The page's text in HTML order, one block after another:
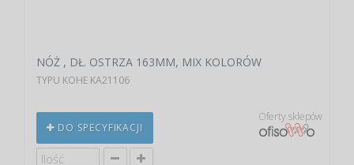
NÓŻ , DŁ. OSTRZA 163MM, MIX KOLORÓW
TYPU KOHE KA21106
DO SPECYFIKACJI
Oferty sklepów